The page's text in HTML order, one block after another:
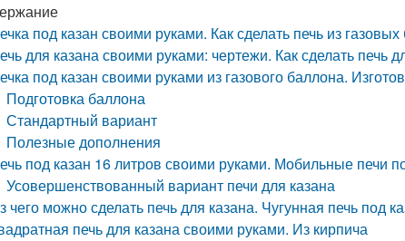
под казан своими руками. Как сделать печь из
для казана своими руками: чертежи. Как сделать печь
под казан своими руками из газового баллона.
Подготовка баллона
Стандартный вариант
Полезные дополнения
под казан 16 литров своими руками. Мобильные печи
Усовершенствованный вариант печи для казана
чего можно сделать печь для казана. Чугунная печь под
печь для казана своими руками. Из кирпича